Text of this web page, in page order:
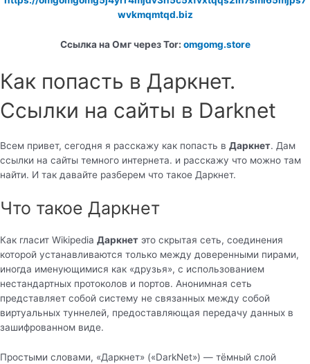
wvkmqmtqd.biz
Ссылка на Омг через Tor: omgomg.store
Как попасть в Даркнет.
Ссылки на сайты в Darknet
Всем привет, сегодня я расскажу как попасть в Даркнет. Дам
ссылки на сайты темного интернета. и расскажу что можно там
найти. И так давайте разберем что такое Даркнет.
Что такое Даркнет
Как гласит Wikipedia Даркнет это скрытая сеть, соединения
которой устанавливаются только между доверенными пирами,
иногда именующимися как «друзья», с использованием
нестандартных протоколов и портов. Анонимная сеть
представляет собой систему не связанных между собой
виртуальных туннелей, предоставляющая передачу данных в
зашифрованном виде.
Простыми словами, «Даркнет» («DarkNet») — тёмный слой